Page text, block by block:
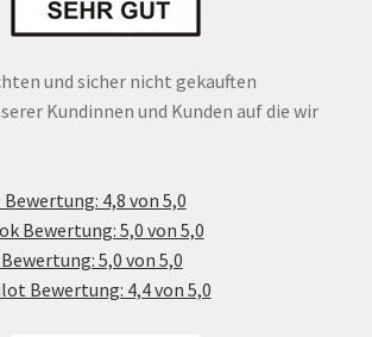
und sicher nicht gekauften
Kundinnen und Kunden auf die wir
4,8 von 5,0
Bewertung: 5,0 von 5,0
5,0 von 5,0
Bewertung: 4,4 von 5,0